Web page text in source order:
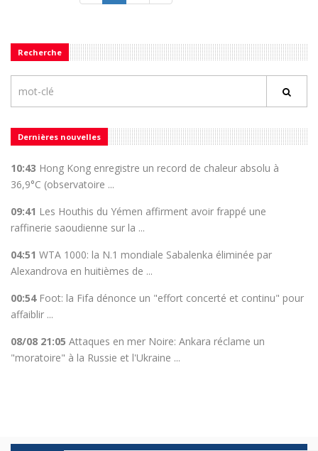
Recherche
Dernières nouvelles
10:43 Hong Kong enregistre un record de chaleur absolu à
36,9°C (observatoire ...
09:41 Les Houthis du Yémen affirment avoir frappé une
raffinerie saoudienne sur la ...
04:51 WTA 1000: la N.1 mondiale Sabalenka éliminée par
Alexandrova en huitièmes de ...
00:54 Foot: la Fifa dénonce un "effort concerté et continu" pour
affaiblir ...
08/08 21:05 Attaques en mer Noire: Ankara réclame un
"moratoire" à la Russie et l'Ukraine ...